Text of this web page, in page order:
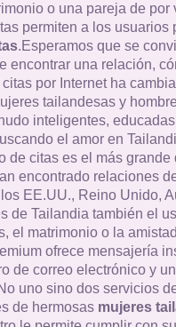
o una pareja de por
permiten a los usuarios
.Esperamos que se
encontrar una relación,
por Internet ha
tailandesas y
inteligentes,
el amor en
de citas es el más grande
encontrado relaciones
EE.UU., Reino Unido,
de Tailandia también el
el matrimonio o la
ofrece mensajería
de correo electrónico y
uno sino dos servicios
de hermosas mujeres